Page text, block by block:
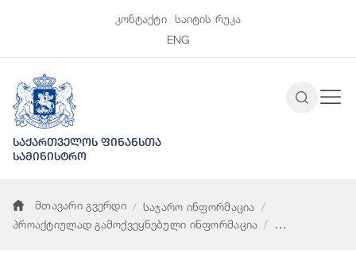
კონტაქტი
საიტის რუკა
ENG
საქართველოს ფინანსთა
სამინისტრო
მთავარი გვერდი
საჯარო ინფორმაცია
პროაქტიულად გამოქვეყნებული ინფორმაცია